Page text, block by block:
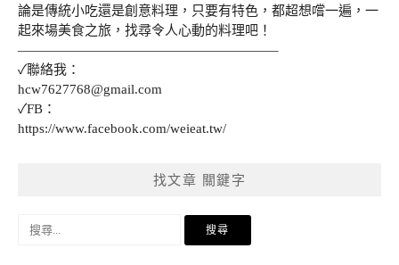
論是傳統小吃還是創意料理，只要有特色，都超想嚐一遍，一
起來場美食之旅，找尋令人心動的料理吧！
———————————————————–
✓聯絡我：
hcw7627768@gmail.com
✓FB：
https://www.facebook.com/weieat.tw/
找文章 關鍵字
搜